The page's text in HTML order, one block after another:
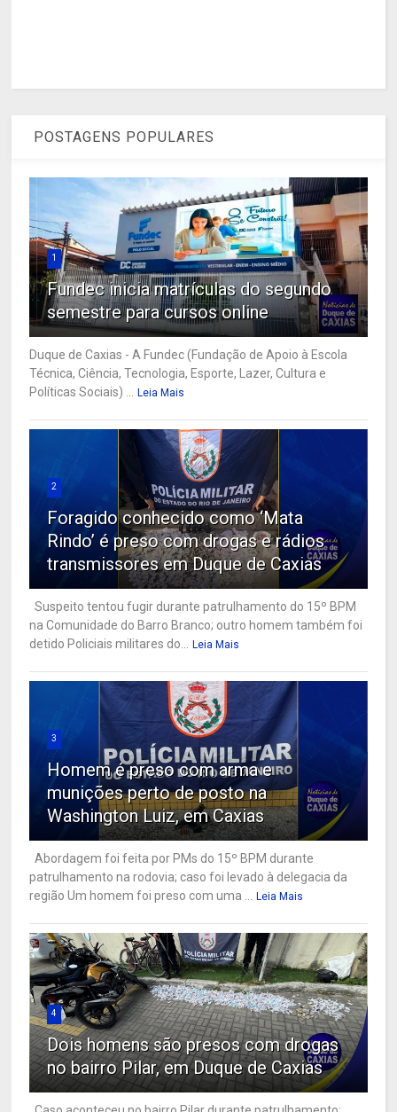
POSTAGENS POPULARES
1
Fundec inicia matrículas do segundo
semestre para cursos online
Duque de Caxias - A Fundec (Fundação de Apoio à Escola
Técnica, Ciência, Tecnologia, Esporte, Lazer, Cultura e
Políticas Sociais) ...
Leia Mais
2
Foragido conhecido como ‘Mata
Rindo’ é preso com drogas e rádios
transmissores em Duque de Caxias
Suspeito tentou fugir durante patrulhamento do 15º BPM
na Comunidade do Barro Branco; outro homem também foi
detido Policiais militares do...
Leia Mais
3
Homem é preso com arma e
munições perto de posto na
Washington Luiz, em Caxias
Abordagem foi feita por PMs do 15º BPM durante
patrulhamento na rodovia; caso foi levado à delegacia da
região Um homem foi preso com uma ...
Leia Mais
4
Dois homens são presos com drogas
no bairro Pilar, em Duque de Caxias